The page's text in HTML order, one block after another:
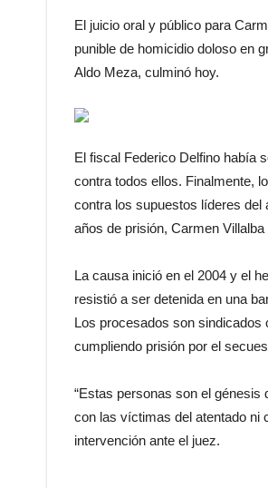
El juicio oral y público para
punible de homicidio doloso en
Aldo Meza, culminó hoy.
El fiscal Federico Delfino había
contra todos ellos. Finalmente,
contra los supuestos líderes del
años de prisión, Carmen
La causa inició en el 2004 y el
resistió a ser detenida en una
Los procesados son sindicados
cumpliendo prisión por el
“Estas personas son el génesis
con las víctimas del atentado ni
intervención ante el juez.